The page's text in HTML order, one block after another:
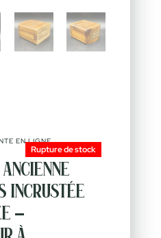
EN LIGNE
incrustée
–
Rupture de stock